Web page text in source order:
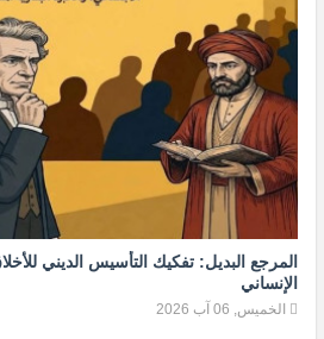
المرجع البديل: تفكيك التأسيس الديني
الإنساني
الخميس, 06 آب 2026